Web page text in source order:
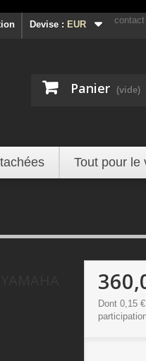
contact
Devise : EUR
Panier (vide)
Tout pour le
Dont 0,15 €